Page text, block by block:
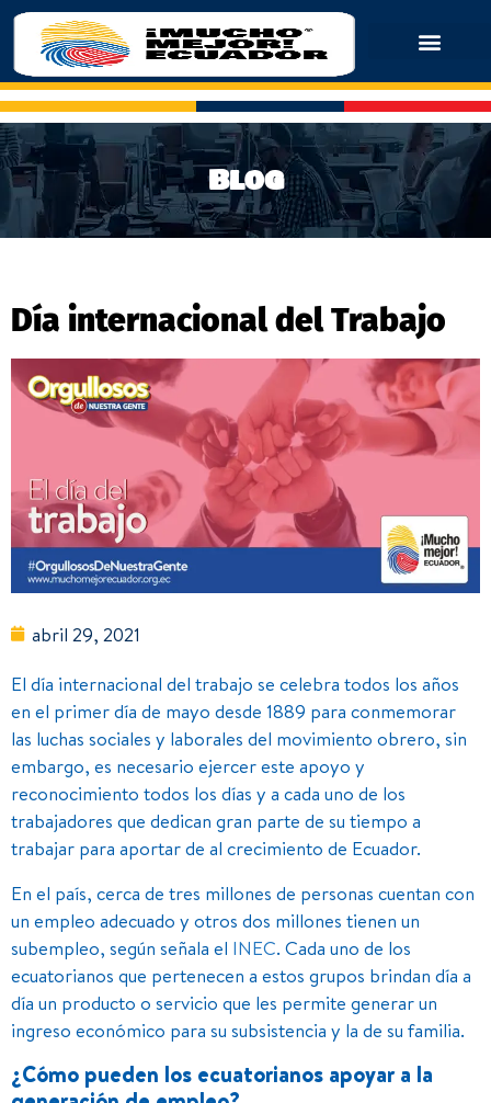
Blog
Día internacional del Trabajo
abril 29, 2021
El día internacional del trabajo se celebra todos los años
en el primer día de mayo desde 1889 para conmemorar
las luchas sociales y laborales del movimiento obrero, sin
embargo, es necesario ejercer este apoyo y
reconocimiento todos los días y a cada uno de los
trabajadores que dedican gran parte de su tiempo a
trabajar para aportar de al crecimiento de Ecuador.
En el país, cerca de tres millones de personas cuentan con
un empleo adecuado y otros dos millones tienen un
subempleo, según señala el INEC. Cada uno de los
ecuatorianos que pertenecen a estos grupos brindan día a
día un producto o servicio que les permite generar un
ingreso económico para su subsistencia y la de su familia.
¿Cómo pueden los ecuatorianos apoyar a la